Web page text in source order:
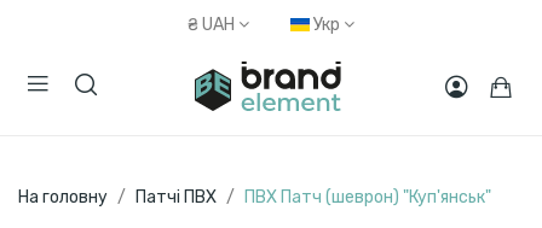
₴ UAH Укр
На головну Патчі ПВХ ПВХ Патч (шеврон) "Куп'янськ"